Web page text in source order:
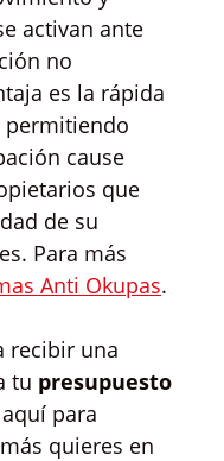
activan ante
no
es la rápida
permitiendo
cause
que
de su
Para más
Anti Okupas.
recibir una
tu presupuesto
para
quieres en